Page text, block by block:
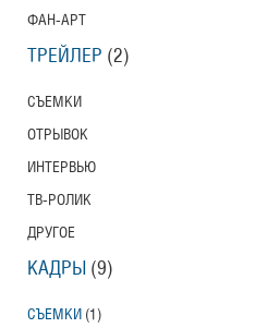
ФАН-АРТ
ТРЕЙЛЕР (2)
СЪЕМКИ
ОТРЫВОК
ИНТЕРВЬЮ
ТВ-РОЛИК
ДРУГОЕ
КАДРЫ (9)
СЪЕМКИ (1)